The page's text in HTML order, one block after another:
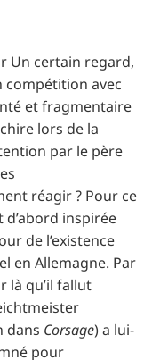
Un certain regard,
compétition avec
et fragmentaire
lors de la
par le père
réagir ? Pour ce
d’abord inspirée
de l’existence
en Allemagne. Par
là qu’il fallut
dans Corsage) a lui-
pour